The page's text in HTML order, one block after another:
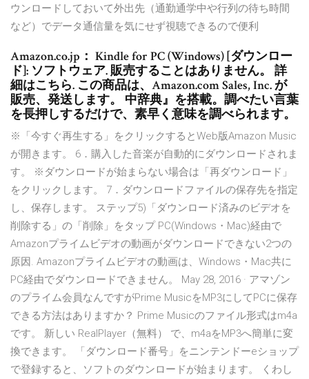
ウンロードしておいて外出先（通勤通学中や行列の待ち時間
など）でデータ通信量を気にせず視聴できるので便利
Amazon.co.jp： Kindle for PC (Windows) [ダウンロー
ド]: ソフトウェア. 販売することはありません。 詳
細はこちら. この商品は、Amazon.com Sales, Inc. が
販売、発送します。 中辞典』を搭載。調べたい言葉
を長押しするだけで、素早く意味を調べられます。
※「今すぐ再生する」をクリックするとWeb版Amazon Music
が開きます。 6．購入した音楽が自動的にダウンロードされま
す。 ※ダウンロードが始まらない場合は「再ダウンロード」
をクリックします。 7．ダウンロードファイルの保存先を指定
し、保存します。 ステップ5)「ダウンロード済みのビデオを
削除する」の「削除」をタップ PC(Windows・Mac)経由で
Amazonプライムビデオの動画がダウンロードできない2つの
原因. Amazonプライムビデオの動画は、Windows・Mac共に
PC経由でダウンロードできません。 May 28, 2016 · アマゾン
のプライム会員なんですがPrime MusicをMP3にしてPCに保存
できる方法はありますか？ Prime Musicのファイル形式はm4a
です。 新しい RealPlayer（無料） で、m4aをMP3へ簡単に変
換できます。 「ダウンロード番号」をニンテンドーeショップ
で登録すると、ソフトのダウンロードが始まります。 くわし